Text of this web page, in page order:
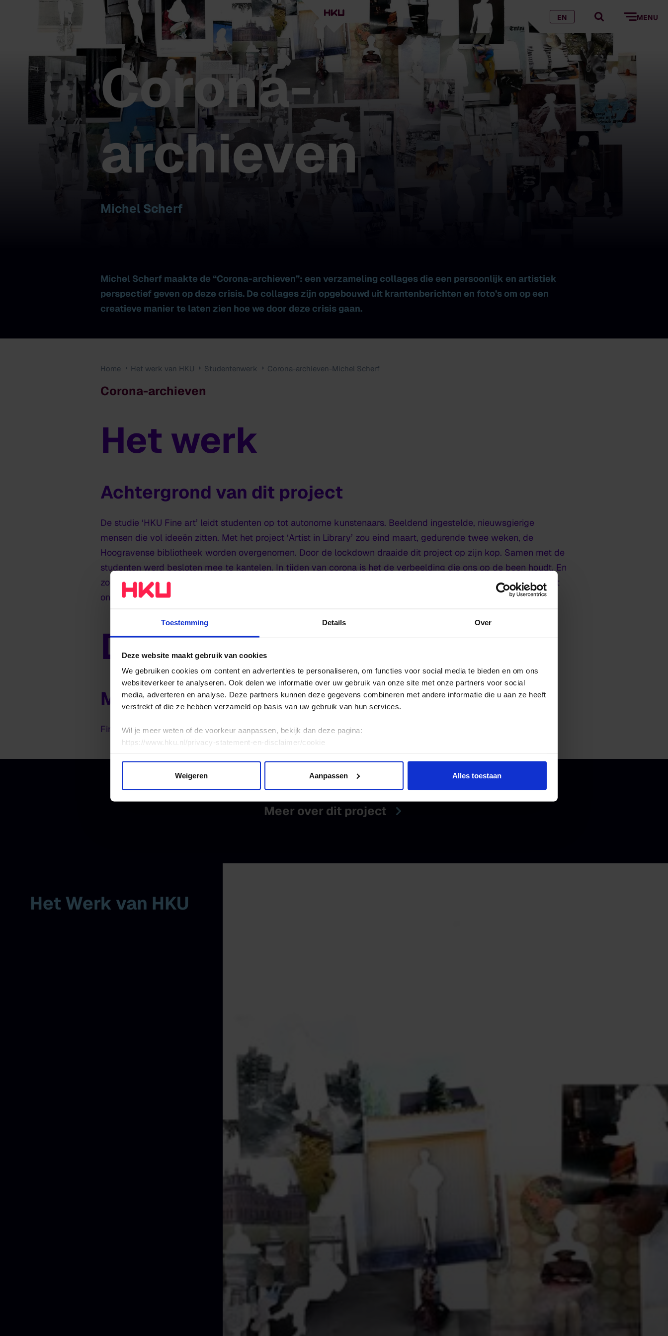
Toestemming Details Over
Deze website maakt gebruik van cookies
We gebruiken cookies om content en advertenties te personaliseren, om functies voor social media te bieden en om ons
websiteverkeer te analyseren. Ook delen we informatie over uw gebruik van onze site met onze partners voor social
media, adverteren en analyse. Deze partners kunnen deze gegevens combineren met andere informatie die u aan ze heeft
verstrekt of die ze hebben verzameld op basis van uw gebruik van hun services.
Wil je meer weten of de voorkeur aanpassen, bekijk dan deze pagina:
https://www.hku.nl/privacy-statement-en-disclaimer/cookie
Weigeren Aanpassen Alles toestaan
EN MENU
Corona-
archieven
Michel Scherf
Michel Scherf maakte de “Corona-archieven”: een verzameling collages die een persoonlijk en artistiek
perspectief geven op deze crisis. De collages zijn opgebouwd uit krantenberichten en foto’s om op een
creatieve manier te laten zien hoe we door deze crisis gaan.
Home Het werk van HKU Studentenwerk Corona-archieven-Michel Scherf
Corona-archieven
Corona-
archieven
Het werk
Achtergrond van dit project
De studie ‘HKU Fine art’ leidt studenten op tot autonome kunstenaars. Beeldend ingestelde, nieuwsgierige
mensen die vol ideeën zitten. Met het project ‘Artist in Library’ zou eind maart, gedurende twee weken, de
Hoogravense bibliotheek worden overgenomen. Door de lockdown draaide dit project op zijn kop. Samen met de
studenten werd besloten mee te kantelen. In tijden van corona is het de verbeelding die ons op de been houdt. En
zo ontstond tijdens tal van videobijeenkomsten waarin ideeën kwamen, aangescherpt en uitgewerkt werden, dit
online project.
De maker
Michel Serf
Fine Art
Meer over dit project
Het Werk van HKU